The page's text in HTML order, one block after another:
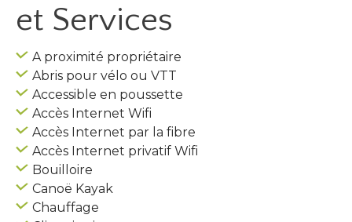
et Services
A proximité propriétaire
Abris pour vélo ou VTT
Accessible en poussette
Accès Internet Wifi
Accès Internet par la fibre
Accès Internet privatif Wifi
Bouilloire
Canoë Kayak
Chauffage